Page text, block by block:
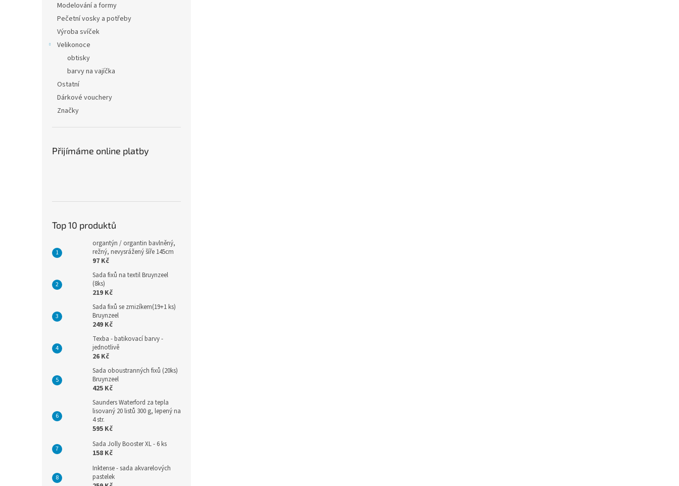
Modelování a formy
Pečetní vosky a potřeby
Výroba svíček
Velikonoce
obtisky
barvy na vajíčka
Ostatní
Dárkové vouchery
Značky
Přijímáme online platby
Top 10 produktů
organtýn / organtin bavlněný,
režný, nevysrážený šíře 145cm
97 Kč
Sada fixů na textil Bruynzeel
(8ks)
219 Kč
Sada fixů se zmizíkem(19+1 ks)
Bruynzeel
249 Kč
Texba - batikovací barvy -
jednotlivě
26 Kč
Sada oboustranných fixů (20ks)
Bruynzeel
425 Kč
Saunders Waterford za tepla
lisovaný 20 listů 300 g, lepený na
4 str.
595 Kč
Sada Jolly Booster XL - 6 ks
158 Kč
Inktense - sada akvarelových
pastelek